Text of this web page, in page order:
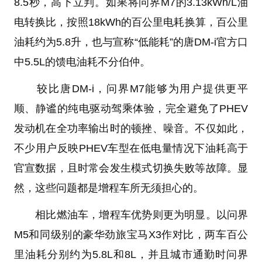
8.5秒，高下立判。如果将问界M7的3.13kWh/L油
电转换比，按照18kWh的百公里电耗换算，百公里
油耗约为5.8升，也与宣称“低能耗”的唐DM-i官方口
中5.5L的馈电油耗不分伯仲。
较比唐DM-i，问界M7能够为用户提供更平
顺、静谧的纯电驱动驾乘体验，完全避免了PHEV
发动机在全功率输出时的顿挫、噪音。不仅如此，
不少用户反映PHEV车型在低电量情况下油耗高于
官宣数据，且时常会发生模式切换失败等故障。显
然，这些问题都是增程车所无须担心的。
相比燃油车，增程车优势则更为明显。以问界
M5和同级别的豪华劲旅宝马X3作对比，两车百公
里油耗分别约为5.8L和8L，并且城市通勤时问界